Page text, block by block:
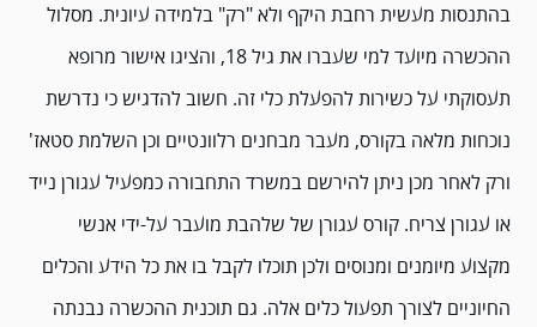
בהתנסות מעשית רחבת היקף ולא "רק" בלמידה עיונית. מסלול
ההכשרה מיועד למי שעברו את גיל 18, והציגו אישור מרופא
תעסוקתי על כשירות להפעלת כלי זה. חשוב להדגיש כי נדרשת
נוכחות מלאה בקורס, מעבר מבחנים רלוונטיים וכן השלמת סטאז'
ורק לאחר מכן ניתן להירשם במשרד התחבורה כמפעיל עגורן נייד
או עגורן צריח. קורס עגורן של שלהבת מועבר על-ידי אנשי
מקצוע מיומנים ומנוסים ולכן תוכלו לקבל בו את כל הידע והכלים
החיוניים לצורך תפעול כלים אלה. גם תוכנית ההכשרה נבנתה